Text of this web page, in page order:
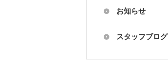
お知らせ
スタッフブログ